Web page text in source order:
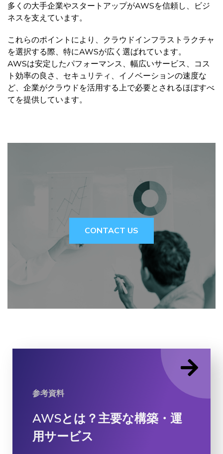
多くの大手企業やスタートアップがAWSを信頼し、ビジ
ネスを支えています。
これらのポイントにより、クラウドインフラストラクチャ
を選択する際、特にAWSが広く選ばれています。
AWSは安定したパフォーマンス、幅広いサービス、コス
ト効率の良さ、セキュリティ、イノベーションの速度な
ど、企業がクラウドを活用する上で必要とされるほぼすべ
てを提供しています。
CONTACT US
参考資料
AWSとは？主要な構築・運
用サービス